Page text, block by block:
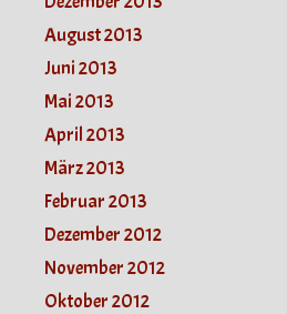
August 2013
Juni 2013
Mai 2013
April 2013
März 2013
Februar 2013
Dezember 2012
November 2012
Oktober 2012